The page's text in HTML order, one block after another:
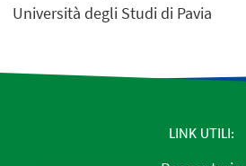
Università degli Studi di Pavia
LINK UTILI